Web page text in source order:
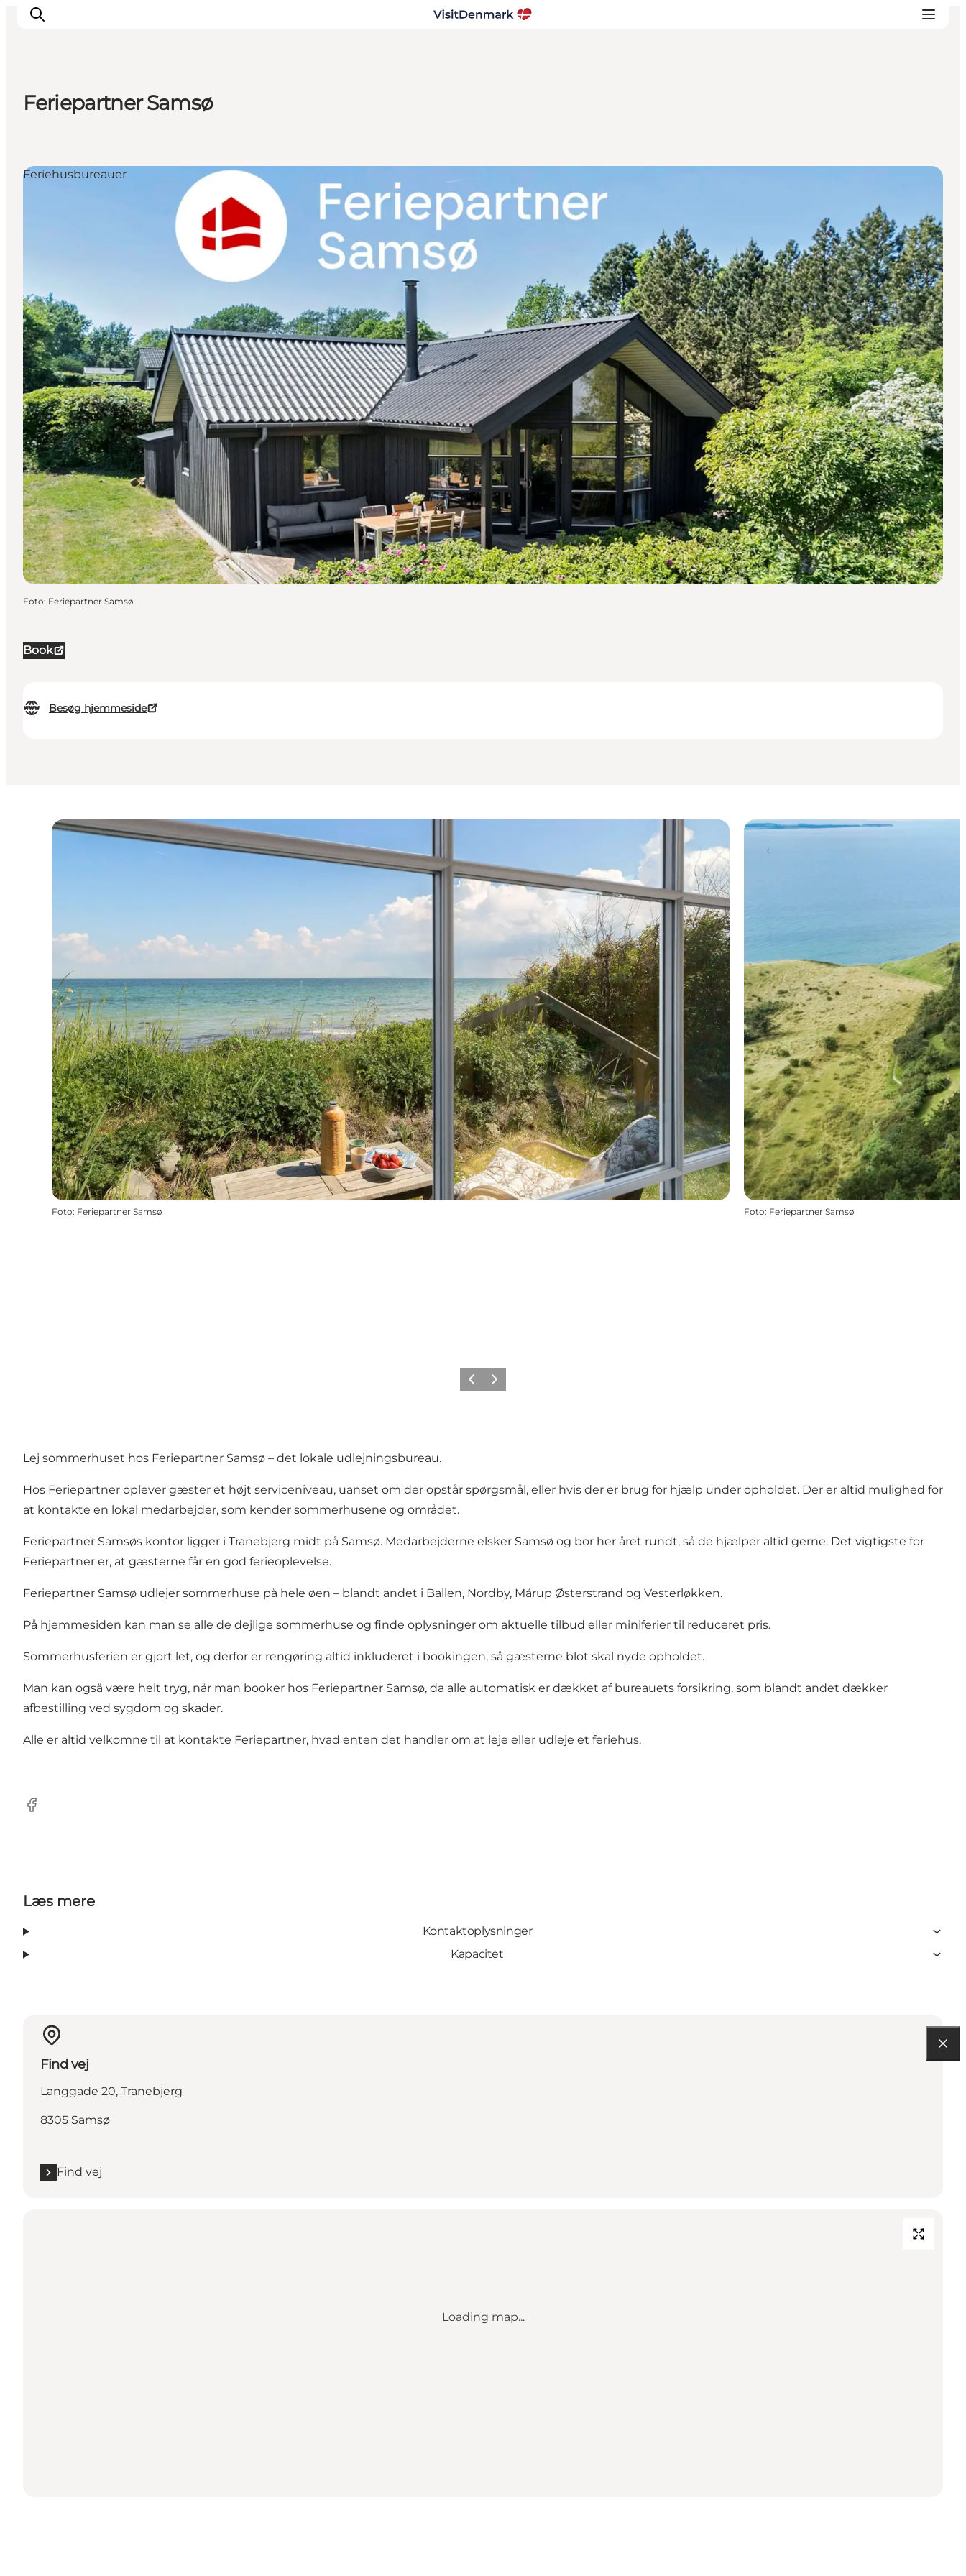
Oplevelser
Overnatning
Feriepartner Samsø
Book
Besøg hjemmeside
Feriehusbureauer
Foto: Feriepartner Samsø
Foto: Feriepartner Samsø Foto: Feriepartner Samsø
ForrigeNæste
Lej sommerhuset hos Feriepartner Samsø – det lokale udlejningsbureau.
Hos Feriepartner oplever gæster et højt serviceniveau, uanset om der opstår spørgsmål, eller hvis der er brug for hjælp under opholdet. Der er altid mulighed for
at kontakte en lokal medarbejder, som kender sommerhusene og området.
Feriepartner Samsøs kontor ligger i Tranebjerg midt på Samsø. Medarbejderne elsker Samsø og bor her året rundt, så de hjælper altid gerne. Det vigtigste for
Feriepartner er, at gæsterne får en god ferieoplevelse.
Feriepartner Samsø udlejer sommerhuse på hele øen – blandt andet i Ballen, Nordby, Mårup Østerstrand og Vesterløkken.
På hjemmesiden kan man se alle de dejlige sommerhuse og finde oplysninger om aktuelle tilbud eller miniferier til reduceret pris.
Sommerhusferien er gjort let, og derfor er rengøring altid inkluderet i bookingen, så gæsterne blot skal nyde opholdet.
Man kan også være helt tryg, når man booker hos Feriepartner Samsø, da alle automatisk er dækket af bureauets forsikring, som blandt andet dækker
afbestilling ved sygdom og skader.
Alle er altid velkomne til at kontakte Feriepartner, hvad enten det handler om at leje eller udleje et feriehus.
Facebook
Læs mere
Kontaktoplysninger
Kapacitet
Find vej
Langgade 20, Tranebjerg
8305 Samsø
Find vej
Loading map...